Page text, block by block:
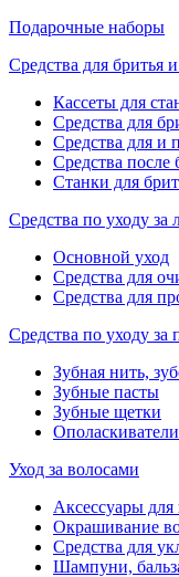
Подарочные наборы
Средства для бритья
Кассеты для
Средства для
Средства для и
Средства после
Станки для
Средства по уходу за
Основной уход
Средства для
Средства для
Средства по уходу за
Зубная нить,
Зубные пасты
Зубные щетки
Уход за волосами
Аксессуары для
Окрашивание
Средства для
Шампуни,